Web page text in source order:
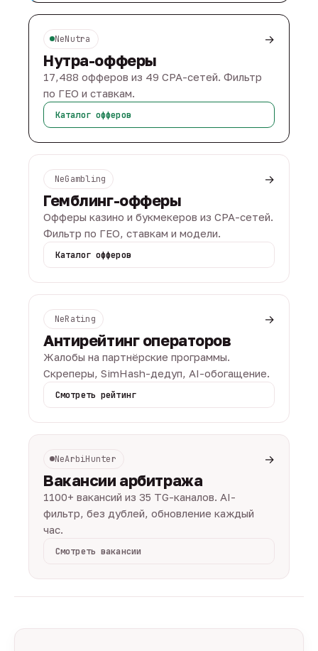
NeNutra →
Нутра-офферы
17,488 офферов из 49 CPA-сетей. Фильтр
по ГЕО и ставкам.
Каталог офферов
NeGambling →
Гемблинг-офферы
Офферы казино и букмекеров из CPA-сетей.
Фильтр по ГЕО, ставкам и модели.
Каталог офферов
NeRating →
Антирейтинг операторов
Жалобы на партнёрские программы.
Скреперы, SimHash-дедуп, AI-обогащение.
Смотреть рейтинг
NeArbiHunter →
Вакансии арбитража
1100+ вакансий из 35 TG-каналов. AI-
фильтр, без дублей, обновление каждый
час.
Смотреть вакансии